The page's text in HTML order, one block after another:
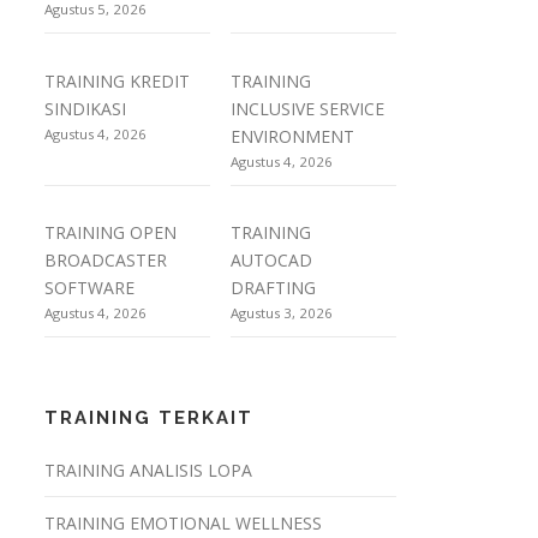
Agustus 5, 2026
TRAINING KREDIT
SINDIKASI
Agustus 4, 2026
TRAINING
INCLUSIVE SERVICE
ENVIRONMENT
Agustus 4, 2026
TRAINING OPEN
BROADCASTER
SOFTWARE
Agustus 4, 2026
TRAINING
AUTOCAD
DRAFTING
Agustus 3, 2026
TRAINING TERKAIT
TRAINING ANALISIS LOPA
TRAINING EMOTIONAL WELLNESS